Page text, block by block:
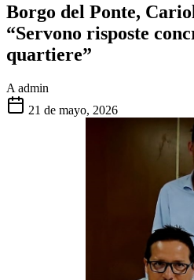
Borgo del Ponte,
“Servono risposte
quartiere”
A admin
21 de mayo, 2026